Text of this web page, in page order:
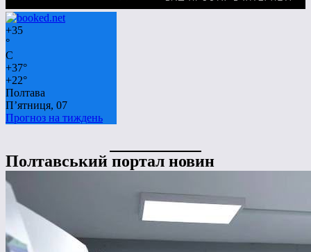
+35
°
C
+37°
+22°
Полтава
П’ятниця, 07
Прогноз на тиждень
Полтавський портал новин